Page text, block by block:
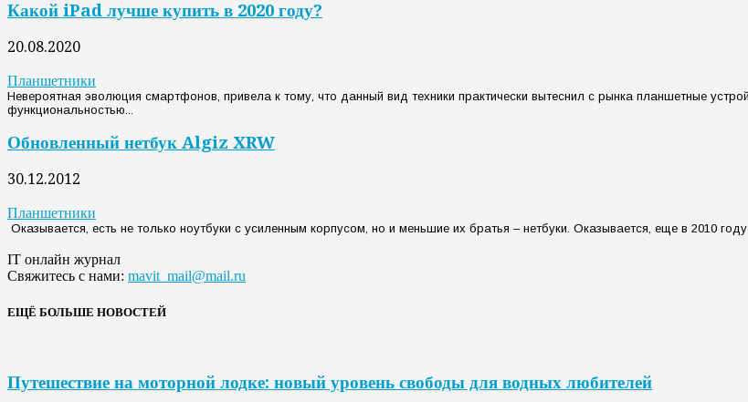
Какой iPad лучше купить в 2020 году?
20.08.2020
Планшетники
Невероятная эволюция смартфонов, привела к тому, что данный вид техники практически вытеснил с рынка планшетные
функциональностью...
Обновленный нетбук Algiz XRW
30.12.2012
Планшетники
Оказывается, есть не только ноутбуки с усиленным корпусом, но и меньшие их братья – нетбуки. Оказывается, еще в 2010
IT онлайн журнал
Свяжитесь с нами: mavit_mail@mail.ru
ЕЩЁ БОЛЬШЕ НОВОСТЕЙ
Путешествие на моторной лодке: новый уровень свободы для водных любителей